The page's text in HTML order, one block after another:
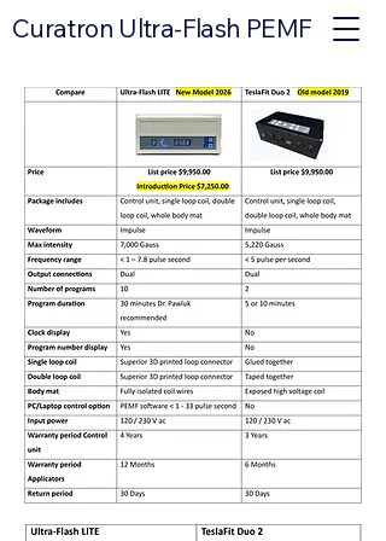
Curatron Ultra-Flash PEMF